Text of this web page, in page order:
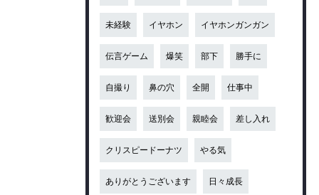
未経験 イヤホン イヤホンガンガン
伝言ゲーム 爆笑 部下 勝手に
自撮り 鼻の穴 全開 仕事中
歓迎会 送別会 親睦会 差し入れ
クリスピードーナツ やる気
ありがとうございます 日々成長